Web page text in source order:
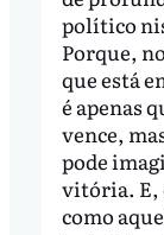
político
Porque,
que está
é apenas
vence,
pode
vitória. E,
como